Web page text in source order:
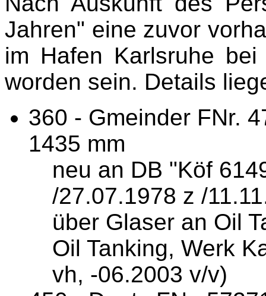
Jahren" eine zuvor
im Hafen Karlsruhe
worden sein. Details
360 - Gmeinder FNr.
1435 mm
neu an DB "Köf
/27.07.1978 z /
über Glaser an Oil
Oil Tanking, Werk
vh, -06.2003 v/v)